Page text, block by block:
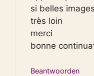
si belles
très loin
merci
bonne
Beantwoorden